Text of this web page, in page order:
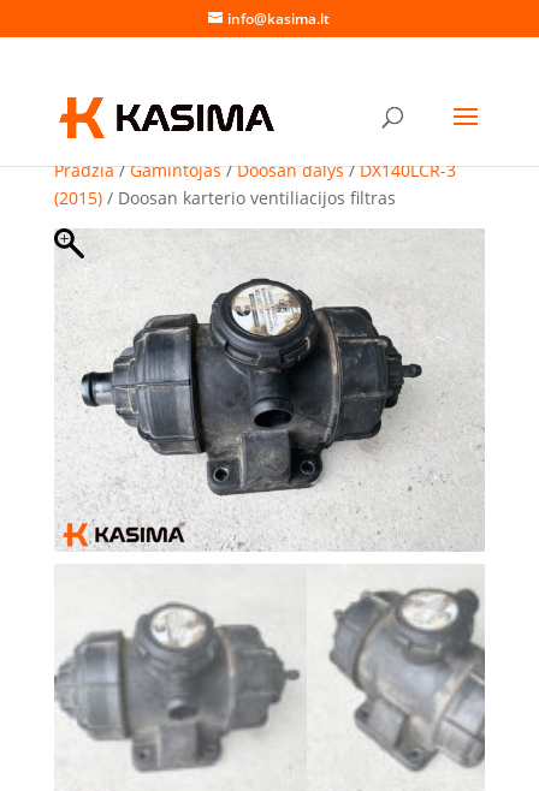
info@kasima.lt
Pradžia/Gamintojas/Doosan dalys/DX140LCR-3
(2015)/ Doosan karterio ventiliacijos filtras